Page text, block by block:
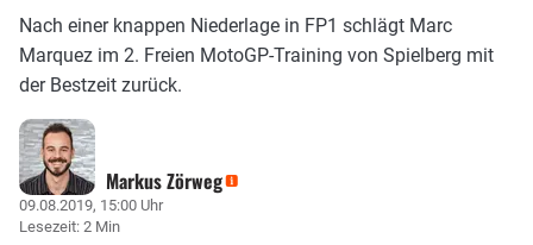
Nach einer knappen Niederlage in FP1 schlägt Marc
Marquez im 2. Freien MotoGP-Training von Spielberg mit
der Bestzeit zurück.
Markus Zörweg
09.08.2019, 15:00 Uhr
Lesezeit: 2 Min